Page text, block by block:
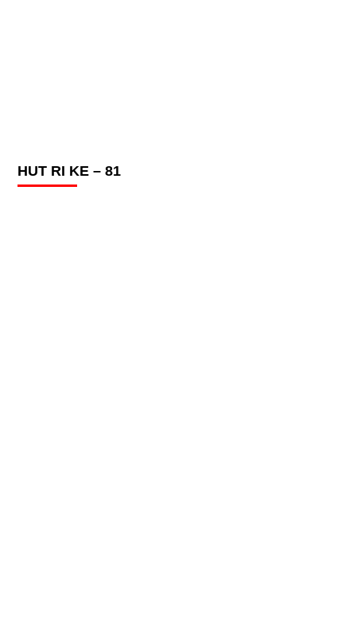
HUT RI KE – 81